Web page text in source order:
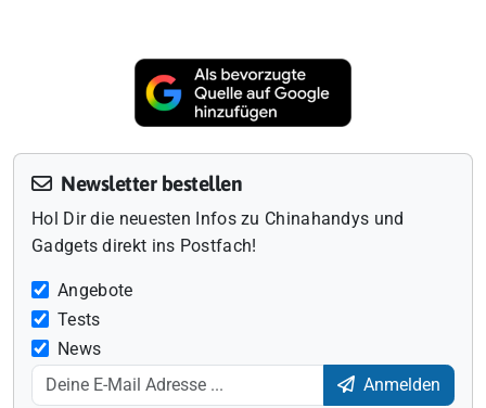
Newsletter bestellen
Hol Dir die neuesten Infos zu Chinahandys und
Gadgets direkt ins Postfach!
Angebote
Tests
News
Anmelden